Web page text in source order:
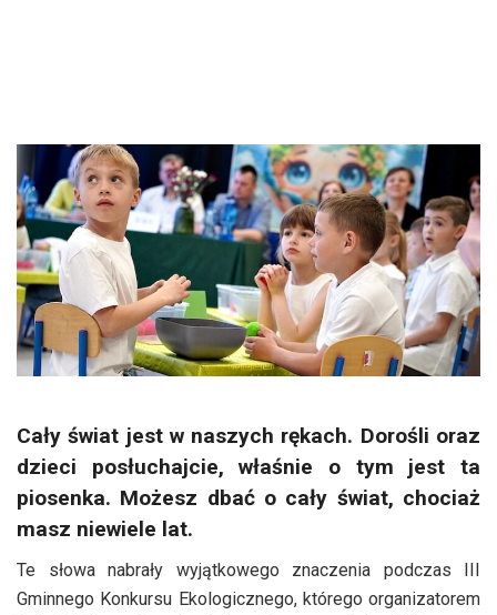
Cały świat jest w naszych rękach. Dorośli oraz
dzieci posłuchajcie, właśnie o tym jest ta
piosenka. Możesz dbać o cały świat, chociaż
masz niewiele lat.
Te słowa nabrały wyjątkowego znaczenia podczas III
Gminnego Konkursu Ekologicznego, którego organizatorem